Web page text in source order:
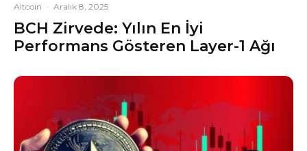
Altcoin · Aralık 8, 2025
BCH Zirvede: Yılın En İyi
Performans Gösteren Layer-1 Ağı